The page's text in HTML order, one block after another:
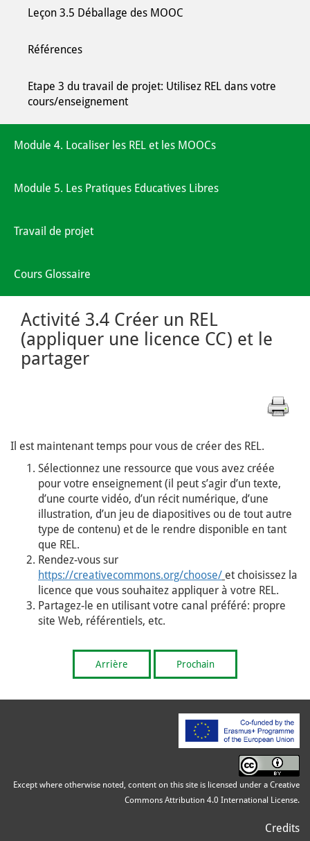
Leçon 3.5 Déballage des MOOC
Références
Etape 3 du travail de projet: Utilisez REL dans votre
cours/enseignement
Module 4. Localiser les REL et les MOOCs
Module 5. Les Pratiques Educatives Libres
Travail de projet
Cours Glossaire
Activité 3.4 Créer un REL
(appliquer une licence CC) et le
partager
Il est maintenant temps pour vous de créer des REL.
Sélectionnez une ressource que vous avez créée
pour votre enseignement (il peut s’agir d’un texte,
d’une courte vidéo, d’un récit numérique, d’une
illustration, d’un jeu de diapositives ou de tout autre
type de contenu) et de le rendre disponible en tant
que REL.
Rendez-vous sur
https://creativecommons.org/choose/ et choisissez la
licence que vous souhaitez appliquer à votre REL.
Partagez-le en utilisant votre canal préféré: propre
site Web, référentiels, etc.
Arrière Prochain
Except where otherwise noted, content on this site is licensed under a Creative
Commons Attribution 4.0 International License.
Credits